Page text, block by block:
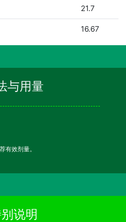
21.7
16.67
与用量
有效剂量。
说明